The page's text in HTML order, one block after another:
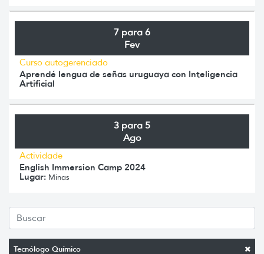
Tecnólogo Químico
7 para 6
Fev
Curso autogerenciado
Aprendé lengua de señas uruguaya con Inteligencia
Artificial
3 para 5
Ago
Actividade
English Immersion Camp 2024
Lugar: Minas